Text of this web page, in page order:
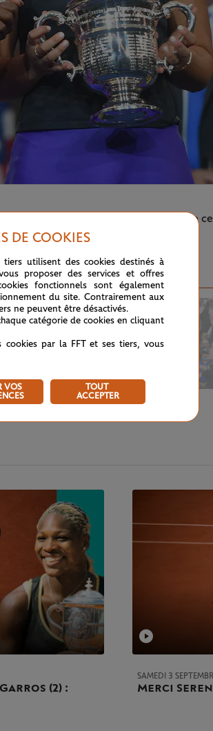
en finale de l'US Open. Elle s'incline
(2) :
SAMEDI 3
Merci
DE COOKIES
tiers utilisent des cookies destinés à
proposer des services et offres
fonctionnels sont également
du site. Contrairement aux
ne peuvent être désactivés.
catégorie de cookies en cliquant
par la FFT et ses tiers, vous
VOS
TOUT
ACCEPTER